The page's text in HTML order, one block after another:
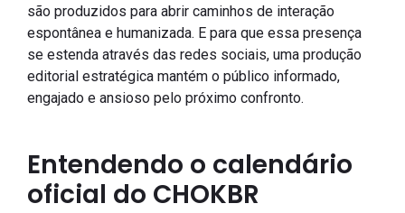
são produzidos para abrir caminhos de interação
espontânea e humanizada. E para que essa presença
se estenda através das redes sociais, uma produção
editorial estratégica mantém o público informado,
engajado e ansioso pelo próximo confronto.
Entendendo o calendário
oficial do CHOKBR